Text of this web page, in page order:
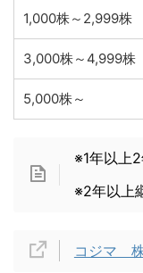
1,000株～2,999株
3,000株～4,999株
5,000株～
※1年以上
※2年以上
コジマ